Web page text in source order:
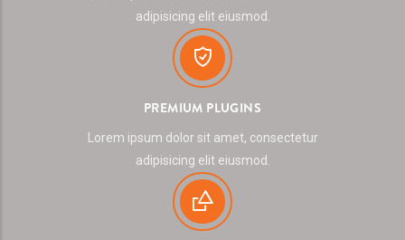
adipisicing elit eiusmod.
PREMIUM PLUGINS
Lorem ipsum dolor sit amet, consectetur
adipisicing elit eiusmod.